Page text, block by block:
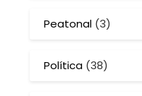
Peatonal (3)
Política (38)